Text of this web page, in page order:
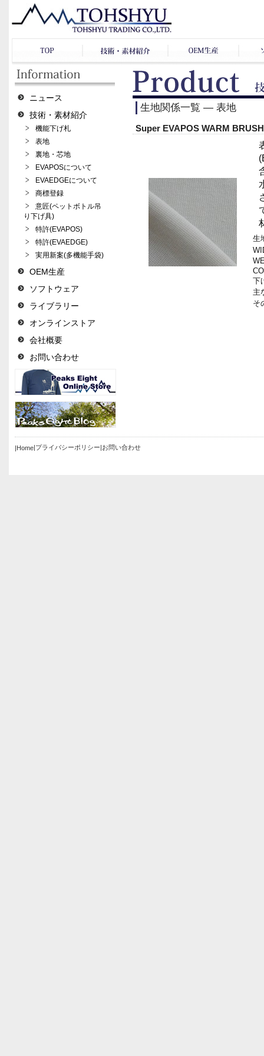
ニュース
技術・素材紹介
機能下げ札
表地
裏地・芯地
EVAPOSについて
EVAEDGEについて
商標登録
意匠(ペットボトル吊
り下げ具)
特許(EVAPOS)
特許(EVAEDGE)
実用新案(多機能手袋)
OEM生産
ソフトウェア
ライブラリー
オンラインストア
会社概要
お問い合わせ
生地関係一覧 ― 表地
Super EVAPOS WARM
生
下
主
そ
|Home|プライバシーポリシー|お問い合わせ